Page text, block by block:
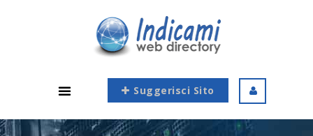
Suggerisci Sito